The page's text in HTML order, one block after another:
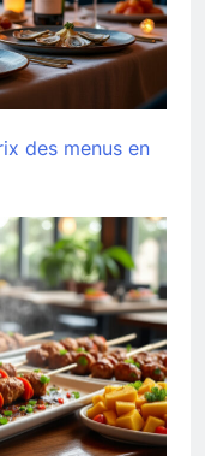
des menus en